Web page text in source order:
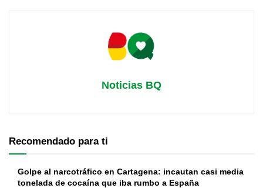
Noticias BQ
Recomendado para ti
Golpe al narcotráfico en Cartagena: incautan casi media
tonelada de cocaína que iba rumbo a España